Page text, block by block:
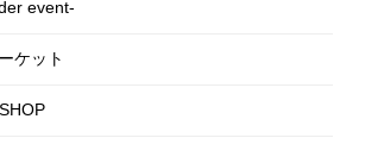
event-
ケット